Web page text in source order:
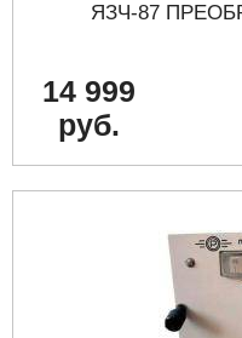
ЯЗЧ-87
14 999
руб.